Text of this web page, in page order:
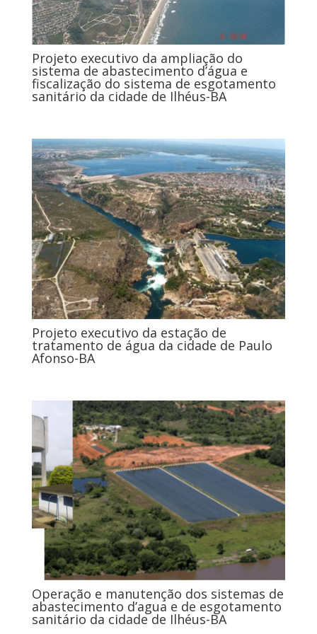
Projeto executivo da ampliação do
sistema de abastecimento d’água e
fiscalização do sistema de esgotamento
sanitário da cidade de Ilhéus-BA
Projeto executivo da estação de
tratamento de água da cidade de Paulo
Afonso-BA
Operação e manutenção dos sistemas de
abastecimento d’agua e de esgotamento
sanitário da cidade de Ilhéus-BA